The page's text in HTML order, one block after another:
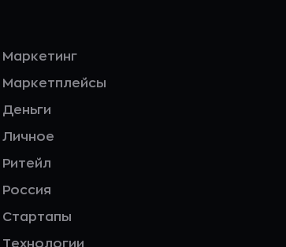
Маркетинг
Маркетплейсы
Деньги
Личное
Ритейл
Россия
Стартапы
Технологии